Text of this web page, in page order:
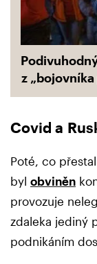
z
Covid a
Poté, co
byl obviněn
provozuje
zdaleka jediný
podnikáním